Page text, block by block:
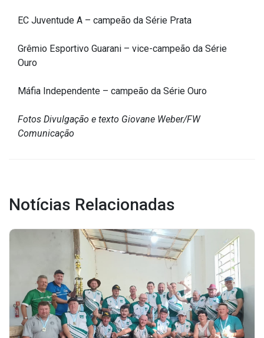
EC Juventude A – campeão da Série Prata
Grêmio Esportivo Guarani – vice-campeão da Série
Ouro
Máfia Independente – campeão da Série Ouro
Fotos Divulgação e texto Giovane Weber/FW
Comunicação
Notícias Relacionadas